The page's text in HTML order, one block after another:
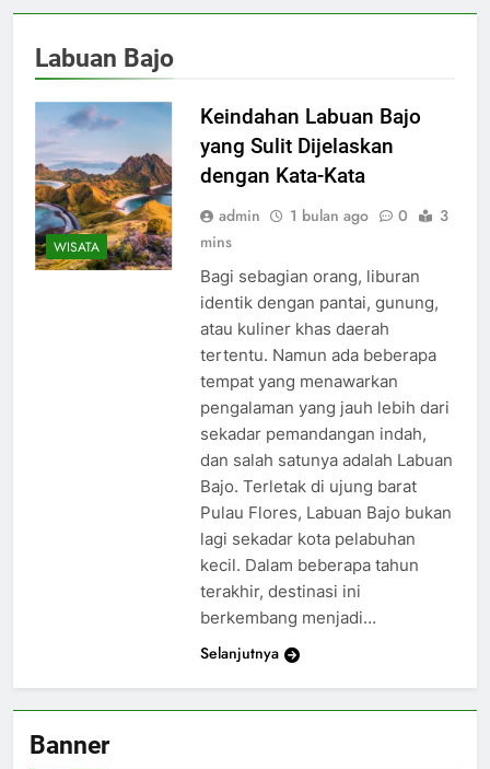
Labuan Bajo
WISATA
Keindahan Labuan Bajo
yang Sulit Dijelaskan
dengan Kata-Kata
admin 1 bulan ago 0
3
mins
Bagi sebagian orang, liburan
identik dengan pantai, gunung,
atau kuliner khas daerah
tertentu. Namun ada beberapa
tempat yang menawarkan
pengalaman yang jauh lebih dari
sekadar pemandangan indah,
dan salah satunya adalah Labuan
Bajo. Terletak di ujung barat
Pulau Flores, Labuan Bajo bukan
lagi sekadar kota pelabuhan
kecil. Dalam beberapa tahun
terakhir, destinasi ini
berkembang menjadi…
Selanjutnya
Banner